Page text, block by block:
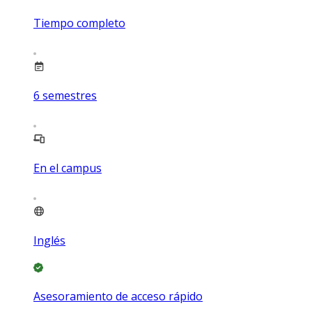
Tiempo completo
6 semestres
En el campus
Inglés
Asesoramiento de acceso rápido